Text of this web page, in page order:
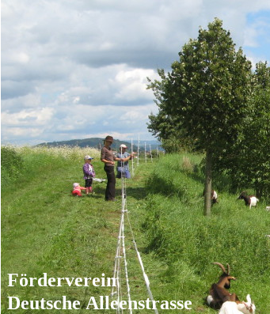
Förderverein
Deutsche Alleenstrasse